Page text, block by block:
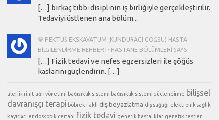
[…] birkaç tıbbi disiplinin iş birliğiyle gerçekleştirilir.
Tedaviyi üstlenen ana bölüm...
💙 PEKTUS EKSKAVATUM (KUNDURACI GÖĞSÜ) HASTA
BILGILENDIRME REHBERI - HASTANE BÖLÜMLERI SAYS:
[…] Fizik tedavi ve nefes egzersizleri ile göğüs
kaslarını güçlendirin. […]
alerjik rinit ağrı yönetimi bağışıklık sistemi bağışıklık sistemi güçlendirme bilişsel
davranışçı terapi böbrek nakli diş beyazlatma diş sağlığı elektronik sağlık
kayıtları endoskopik cerrahi fizik tedavi genetik hastalıklar genetik testler